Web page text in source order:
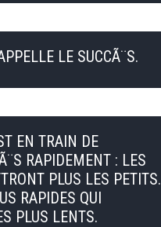
LE SUCCÃ¨S.
EN TRAIN DE
RAPIDEMENT : LES
PLUS LES PETITS.
RAPIDES QUI
PLUS LENTS.